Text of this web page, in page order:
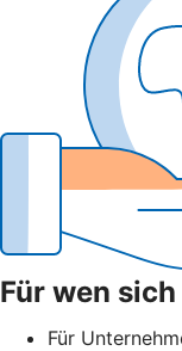
Für wen
Für